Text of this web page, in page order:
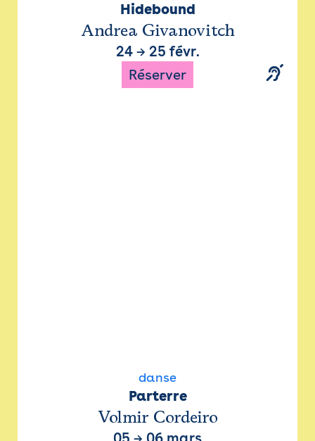
Hidebound
Andrea Givanovitch
24→ 25 févr.
Réserver
danse
Parterre
Volmir Cordeiro